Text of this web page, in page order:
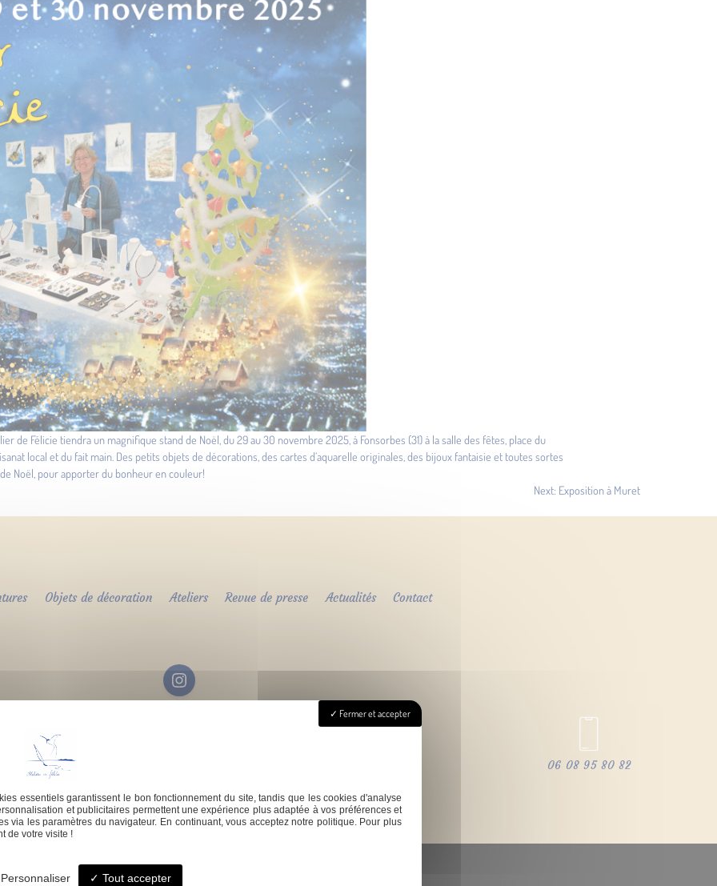
de Félicie tiendra un magnifique stand de Noël, du 29 au 30 novembre 2025, à Fonsorbes (31) à la salle des fêtes, place du
local et du fait main. Des petits objets de décorations, des cartes d’aquarelle originales, des bijoux fantaisie et toutes sortes
Noël, pour apporter du bonheur en couleur!
Next: Exposition à Muret
Objets de décoration Ateliers Revue de presse Actualités Contact
- Samedi : 9h - 18h 06 08 95 80 82
© Atelier de Féli.Cie -
Fermer et accepter
essentiels garantissent le bon fonctionnement du site, tandis que les cookies d'analyse
et publicitaires permettent une expérience plus adaptée à vos préférences et
via les paramètres du navigateur. En continuant, vous acceptez notre politique. Pour plus
de votre visite !
Tout accepter
Personnaliser